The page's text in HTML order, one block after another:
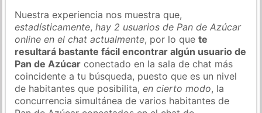
Nuestra experiencia nos muestra que,
estadísticamente,hay 2 usuarios de Pan de Azúcar
online en el chat actualmente, por lo quete
resultará bastante fácil encontrar algún usuario de
Pan de Azúcar conectado en la sala de chat más
coincidente a tu búsqueda, puesto que es un nivel
de habitantes que posibilita,en cierto modo, la
concurrencia simultánea de varios habitantes de